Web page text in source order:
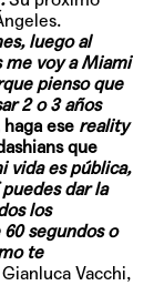
luego al
me voy a Miami
pienso que
2 o 3 años
ese reality
que
vida es pública,
dar la
los
segundos o
te
Vacchi,